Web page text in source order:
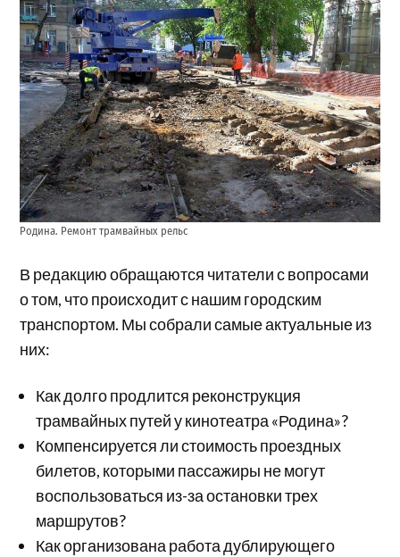
Родина. Ремонт трамвайных рельс
В редакцию обращаются читатели с вопросами
о том, что происходит с нашим городским
транспортом. Мы собрали самые актуальные из
них:
Как долго продлится реконструкция
трамвайных путей у кинотеатра «Родина»?
Компенсируется ли стоимость проездных
билетов, которыми пассажиры не могут
воспользоваться из-за остановки трех
маршрутов?
Как организована работа дублирующего